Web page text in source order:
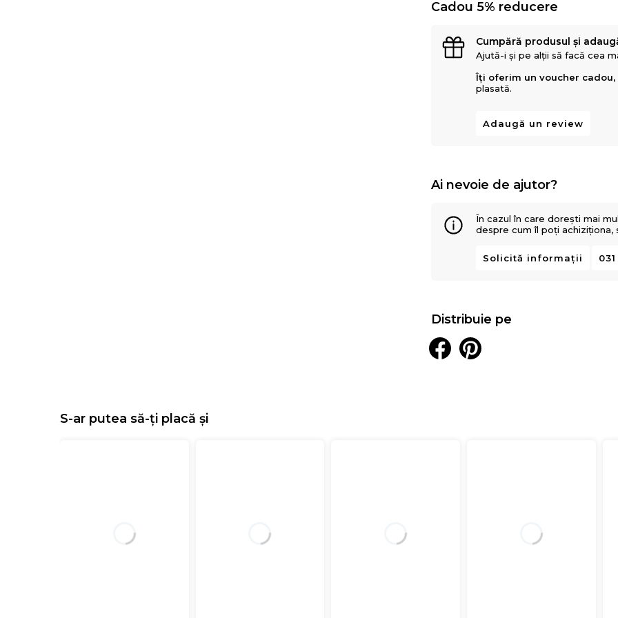
corectă și sănătoasă a coloanei
Cadou 5% reducere
Cumpără produsul și
Ajută-i și pe alții să facă cea
Îți oferim un voucher cadou,
plasată.
Adaugă un review
Ai nevoie de ajutor?
În cazul în care dorești mai
despre cum îl poți achiziționa,
Solicită informații
Distribuie pe
S-ar putea să-ți placă și